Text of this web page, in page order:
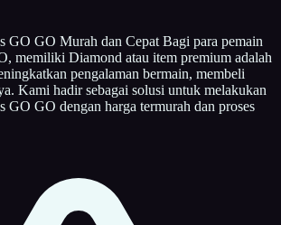
GO GO Murah dan Cepat Bagi para pemain
memiliki Diamond atau item premium adalah
pengalaman bermain, membeli
Kami hadir sebagai solusi untuk melakukan
GO GO dengan harga termurah dan proses